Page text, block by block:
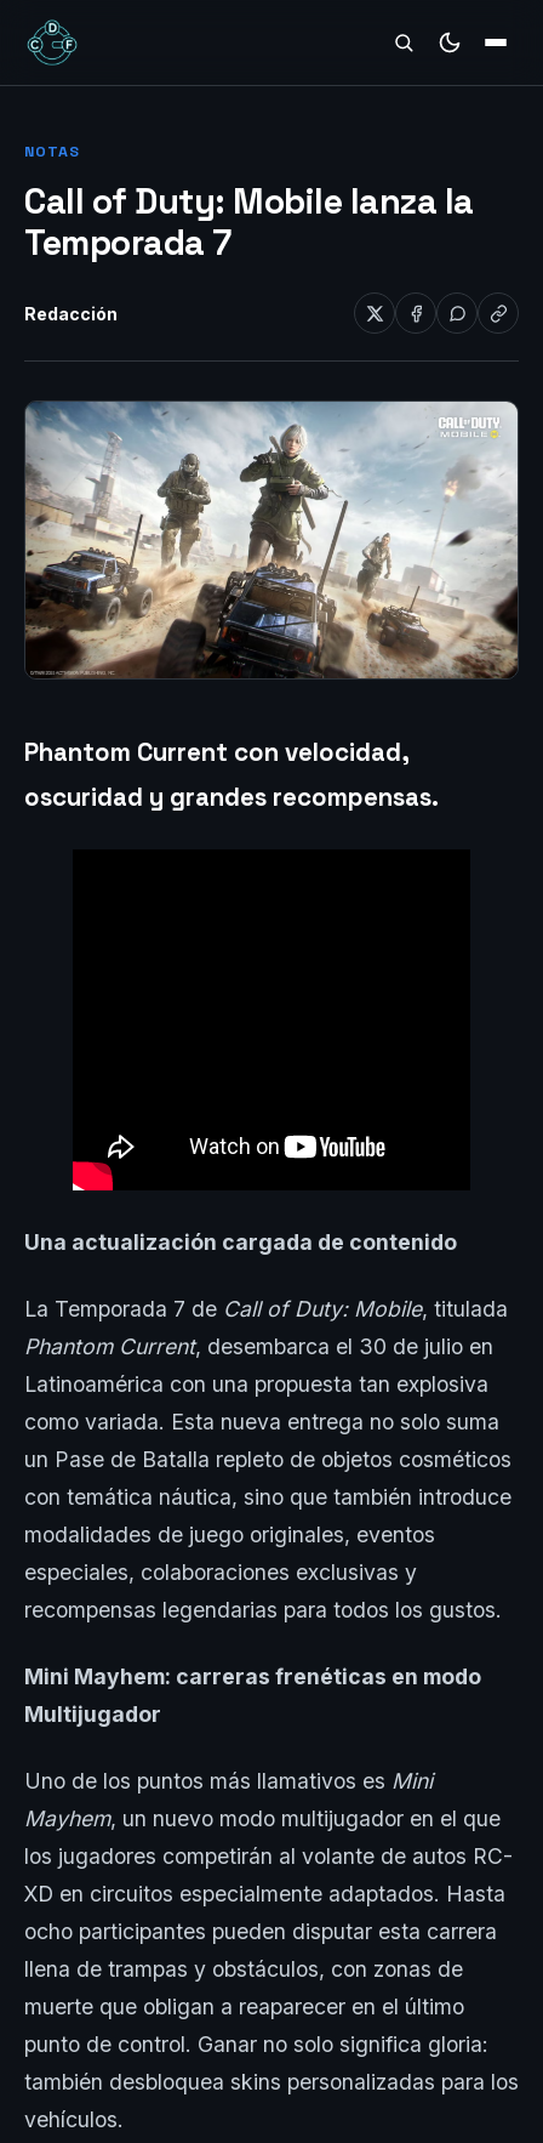
REVIEWS
NOTAS
Call of Duty: Mobile lanza la
Temporada 7
Redacción
Phantom Current con velocidad,
oscuridad y grandes recompensas.
Una actualización cargada de contenido
La Temporada 7 de Call of Duty: Mobile, titulada
Phantom Current, desembarca el 30 de julio en
Latinoamérica con una propuesta tan explosiva
como variada. Esta nueva entrega no solo suma
un Pase de Batalla repleto de objetos cosméticos
con temática náutica, sino que también introduce
modalidades de juego originales, eventos
especiales, colaboraciones exclusivas y
recompensas legendarias para todos los gustos.
Mini Mayhem: carreras frenéticas en modo
Multijugador
Uno de los puntos más llamativos es Mini
Mayhem, un nuevo modo multijugador en el que
los jugadores competirán al volante de autos RC-
XD en circuitos especialmente adaptados. Hasta
ocho participantes pueden disputar esta carrera
llena de trampas y obstáculos, con zonas de
muerte que obligan a reaparecer en el último
punto de control. Ganar no solo significa gloria:
también desbloquea skins personalizadas para los
vehículos.